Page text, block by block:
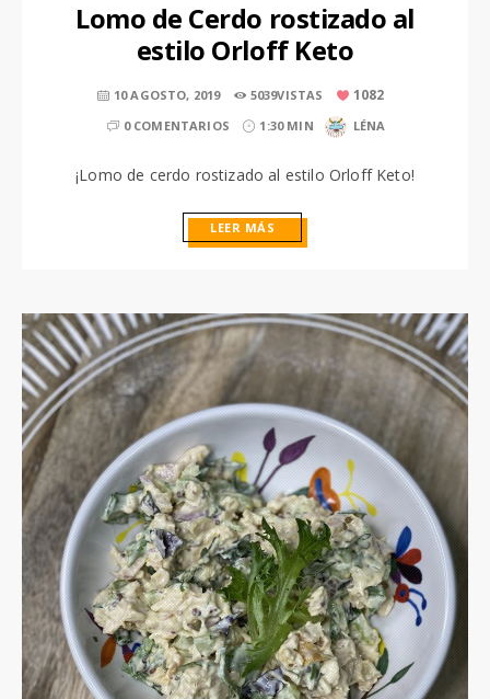
Lomo de Cerdo rostizado al
estilo Orloff Keto
10 AGOSTO, 2019 5039VISTAS 1082
0 COMENTARIOS 1:30 MIN LÉNA
¡Lomo de cerdo rostizado al estilo Orloff Keto!
LEER MÁS